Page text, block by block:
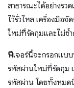
สาธารณะได้อย่างรว
ไว้รั่วไหล เครื่องมือ
ใหม่ที่รัดกุมและไม่ซ้
ฟีเจอร์นี้จะกรอกแบ
รหัสผ่านใหม่ที่รัดกุม
รหัสผ่าน โดยทั้งหมด